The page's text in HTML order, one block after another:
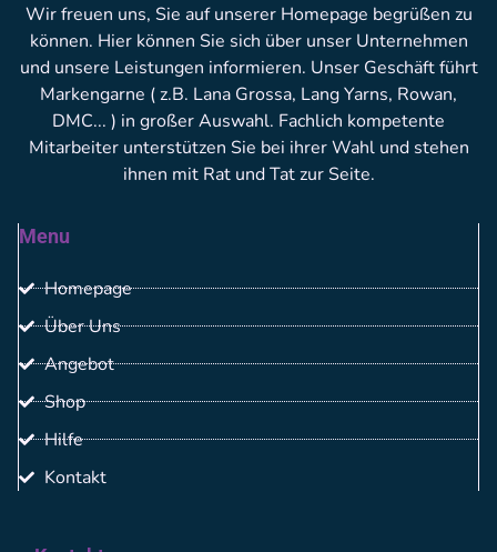
Wir freuen uns, Sie auf unserer Homepage begrüßen zu
können. Hier können Sie sich über unser Unternehmen
und unsere Leistungen informieren. Unser Geschäft führt
Markengarne ( z.B. Lana Grossa, Lang Yarns, Rowan,
DMC... ) in großer Auswahl. Fachlich kompetente
Mitarbeiter unterstützen Sie bei ihrer Wahl und stehen
ihnen mit Rat und Tat zur Seite.
Menu
Homepage
Über Uns
Angebot
Shop
Hilfe
Kontakt